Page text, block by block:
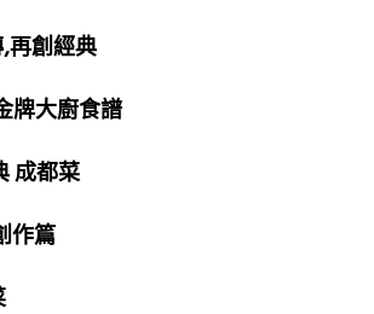
再創經典
牌大廚食譜
成都菜
作篇